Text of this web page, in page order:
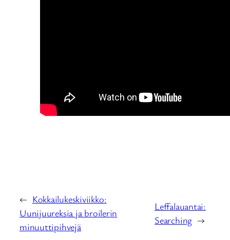
← Kokkailukeskiviikko:
Uunijuureksia ja broilerin
minuuttipihvejä
Leffalauantai:
Searching →